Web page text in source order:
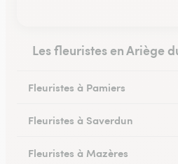
Les fleuristes en Ariège
Fleuristes à Pamiers
Fleuristes à Saverdun
Fleuristes à Mazères